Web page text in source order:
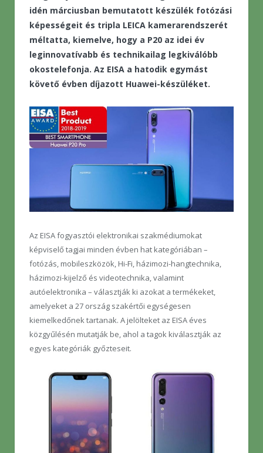
idén márciusban bemutatott készülék fotózási
képességeit és tripla LEICA kamerarendszerét
méltatta, kiemelve, hogy a P20 az idei év
leginnovatívabb és technikailag legkiválóbb
okostelefonja. Az EISA a hatodik egymást
követő évben díjazott Huawei-készüléket.
Az EISA fogyasztói elektronikai szakmédiumokat
képviselő tagjai minden évben hat kategóriában –
fotózás, mobileszközök, Hi-Fi, házimozi-hangtechnika,
házimozi-kijelző és videotechnika, valamint
autóelektronika – választják ki azokat a termékeket,
amelyeket a 27 ország szakértői egységesen
kiemelkedőnek tartanak. A jelölteket az EISA éves
közgyűlésén mutatják be, ahol a tagok kiválasztják az
egyes kategóriák győzteseit.